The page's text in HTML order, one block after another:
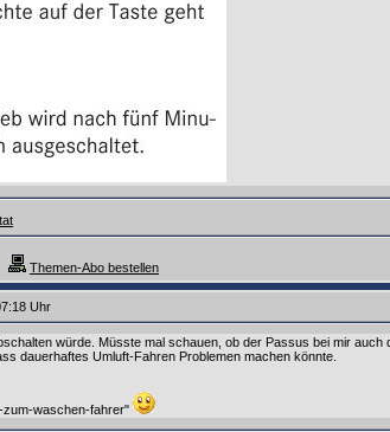
Themen-Abo bestellen
Uhr
würde. Müsste mal schauen, ob der Passus bei mir
dauerhaftes Umluft-Fahren Problemen machen könnte.
waschen-fahrer"